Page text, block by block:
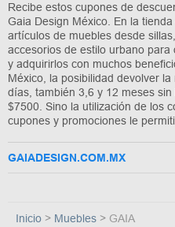
Recibe estos cupones de
Gaia Design México. En la
artículos de muebles desde
accesorios de estilo urbano
y adquirirlos con muchos
México, la posibilidad devolver
días, también 3,6 y 12 meses
$7500. Sino la utilización de los
cupones y promociones le
GAIADESIGN.COM.MX
Inicio Muebles GAIA